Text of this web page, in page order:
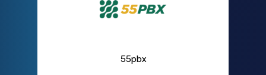
55pbx